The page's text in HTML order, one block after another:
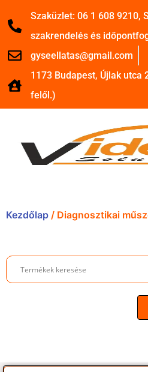
Szaküzlet: 06 1 608 9210,
szakrendelés és
gyseellatas@gmail.com
1173 Budapest, Újlak utca
felől.)
Kezdőlap / Diagnosztikai